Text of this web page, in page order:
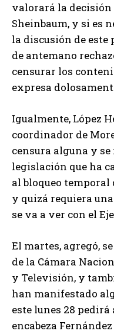
valorará la
Sheinbaum, y si es
la discusión de este
de antemano
censurar los
expresa
Igualmente, López
coordinador de
censura alguna y
legislación que ha
al bloqueo
y quizá requiera
se va a ver con el
El martes, agregó,
de la Cámara
y Televisión, y
han manifestado
este lunes 28
encabeza